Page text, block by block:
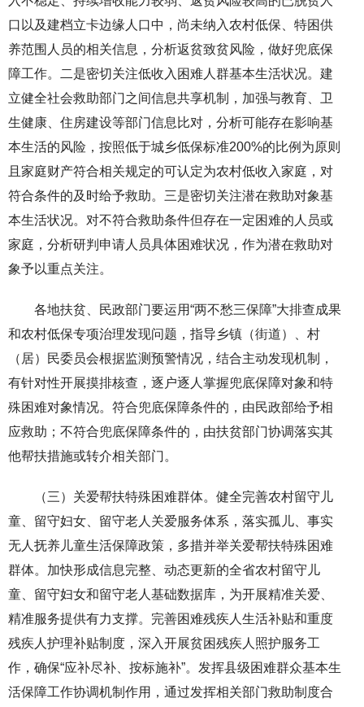
口以及建档立卡边缘人口中，尚未纳入农村低保、特困供
养范围人员的相关信息，分析返贫致贫风险，做好兜底保
障工作。二是密切关注低收入困难人群基本生活状况。建
立健全社会救助部门之间信息共享机制，加强与教育、卫
生健康、住房建设等部门信息比对，分析可能存在影响基
本生活的风险，按照低于城乡低保标准200%的比例为原则
且家庭财产符合相关规定的可认定为农村低收入家庭，对
符合条件的及时给予救助。三是密切关注潜在救助对象基
本生活状况。对不符合救助条件但存在一定困难的人员或
家庭，分析研判申请人员具体困难状况，作为潜在救助对
象予以重点关注。
各地扶贫、民政部门要运用“两不愁三保障”大排查成果
和农村低保专项治理发现问题，指导乡镇（街道）、村
（居）民委员会根据监测预警情况，结合主动发现机制，
有针对性开展摸排核查，逐户逐人掌握兜底保障对象和特
殊困难对象情况。符合兜底保障条件的，由民政部给予相
应救助；不符合兜底保障条件的，由扶贫部门协调落实其
他帮扶措施或转介相关部门。
（三）关爱帮扶特殊困难群体。健全完善农村留守儿
童、留守妇女、留守老人关爱服务体系，落实孤儿、事实
无人抚养儿童生活保障政策，多措并举关爱帮扶特殊困难
群体。加快形成信息完整、动态更新的全省农村留守儿
童、留守妇女和留守老人基础数据库，为开展精准关爱、
精准服务提供有力支撑。完善困难残疾人生活补贴和重度
残疾人护理补贴制度，深入开展贫困残疾人照护服务工
作，确保“应补尽补、按标施补”。发挥县级困难群众基本生
活保障工作协调机制作用，通过发挥相关部门救助制度合